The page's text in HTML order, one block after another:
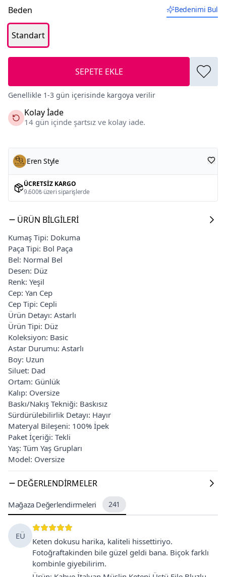
Beden Bedenimi Bul
Standart
SEPETE EKLE
Genellikle 1-3 gün içerisinde kargoya verilir
Kolay İade
14 gün içinde şartsız ve kolay iade.
Eren Style
ÜCRETSIZ KARGO
9.600₺ üzeri siparişlerde
ÜRÜN BILGILERI
Kumaş Tipi: Dokuma
Paça Tipi: Bol Paça
Bel: Normal Bel
Desen: Düz
Renk: Yeşil
Cep: Yan Cep
Cep Tipi: Cepli
Ürün Detayı: Astarlı
Ürün Tipi: Düz
Koleksiyon: Basic
Astar Durumu: Astarlı
Boy: Uzun
Siluet: Dad
Ortam: Günlük
Kalıp: Oversize
Baskı/Nakış Tekniği: Baskısız
Sürdürülebilirlik Detayı: Hayır
Materyal Bileşeni: 100% İpek
Paket İçeriği: Tekli
Yaş: Tüm Yaş Grupları
Model: Oversize
DEĞERLENDIRMELER
Mağaza Değerlendirmeleri 241
EÜ
Keten dokusu harika, kaliteli hissettiriyo.
Fotoğraftakinden bile güzel geldi bana. Biçok farklı
kombinle giyebilirim.